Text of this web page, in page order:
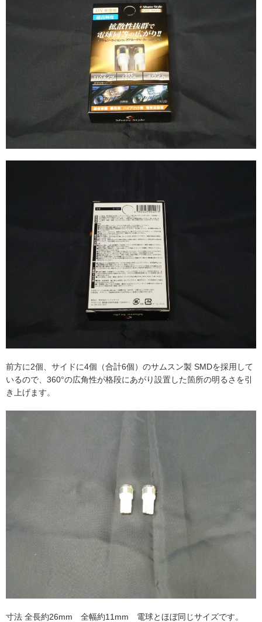
前方に2個、サイドに4個（合計6個）のサムスン製 SMDを採用して
いるので、360°の広角性が格段にあがり設置した箇所の明るさを引
き上げます。
寸法 全長約26mm 全幅約11mm 電球とほぼ同じサイズです。